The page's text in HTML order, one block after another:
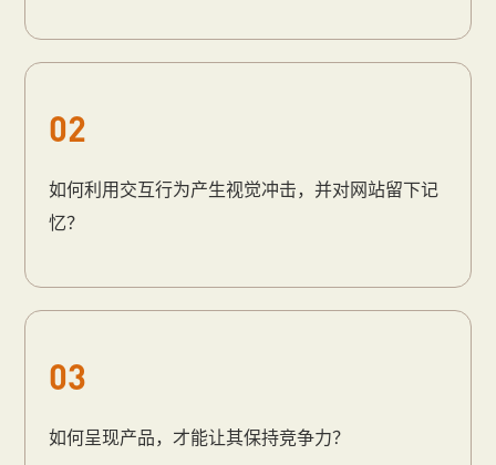
02
如何利用交互行为产生视觉冲击，并对网站留下记
忆？
03
如何呈现产品，才能让其保持竞争力？